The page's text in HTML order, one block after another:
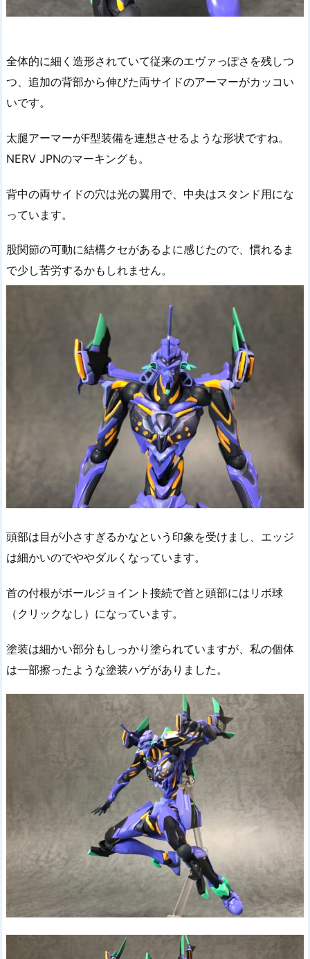
全体的に細く造形されていて従来のエヴァっぽさを残しつ
つ、追加の背部から伸びた両サイドのアーマーがカッコい
いです。
太腿アーマーがF型装備を連想させるような形状ですね。
NERV JPNのマーキングも。
背中の両サイドの穴は光の翼用で、中央はスタンド用にな
っています。
股関節の可動に結構クセがあるよに感じたので、慣れるま
で少し苦労するかもしれません。
頭部は目が小さすぎるかなという印象を受けまし、エッジ
は細かいのでややダルくなっています。
首の付根がボールジョイント接続で首と頭部にはリボ球
（クリックなし）になっています。
塗装は細かい部分もしっかり塗られていますが、私の個体
は一部擦ったような塗装ハゲがありました。